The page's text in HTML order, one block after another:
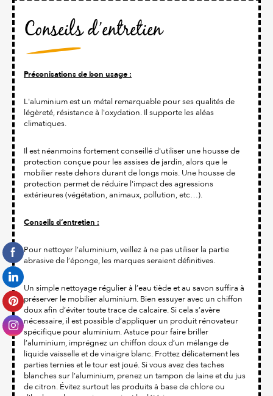
Conseils d’entretien
Préconisations de bon usage :
L'aluminium est un métal remarquable pour ses qualités de
légèreté, résistance à l'oxydation. Il supporte les aléas
climatiques.
Il est néanmoins fortement conseillé d'utiliser une housse de
protection conçue pour les assises de jardin, alors que le
mobilier reste dehors durant de longs mois. Une housse de
protection permet de réduire l'impact des agressions
extérieures (végétation, animaux, pollution, etc…).
Conseils d’entretien :
Pour nettoyer l’aluminium, veillez à ne pas utiliser la partie
abrasive de l’éponge, les marques seraient définitives.
Un simple nettoyage régulier à l’eau tiède et au savon suffira à
préserver le mobilier aluminium. Bien essuyer avec un chiffon
doux afin d’éviter toute trace de calcaire. Si cela s’avère
nécessaire, il est possible d’appliquer un produit rénovateur
spécifique pour aluminium. Astuce pour faire briller
l’aluminium, imprégnez un chiffon doux d’un mélange de
liquide vaisselle et de vinaigre blanc. Frottez délicatement les
parties ternies et le tour est joué. Si vous avez des taches
blanches sur l’aluminium, prenez un tampon de laine et du jus
de citron. Évitez surtout les produits à base de chlore ou